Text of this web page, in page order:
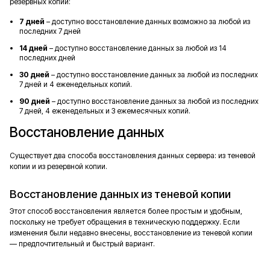
7 дней – доступно восстановление данных возможно за любой из
последних 7 дней
14 дней – доступно восстановление данных за любой из 14
последних дней
30 дней – доступно восстановление данных за любой из последних
7 дней и 4 еженедельных копий.
90 дней – доступно восстановление данных за любой из последних
7 дней, 4 еженедельных и 3 ежемесячных копий.
Восстановление данных
Существует два способа восстановления данных сервера: из теневой
копии и из резервной копии.
Восстановление данных из теневой копии
Этот способ восстановления является более простым и удобным,
поскольку не требует обращения в техническую поддержку. Если
изменения были недавно внесены, восстановление из теневой копии
— предпочтительный и быстрый вариант.